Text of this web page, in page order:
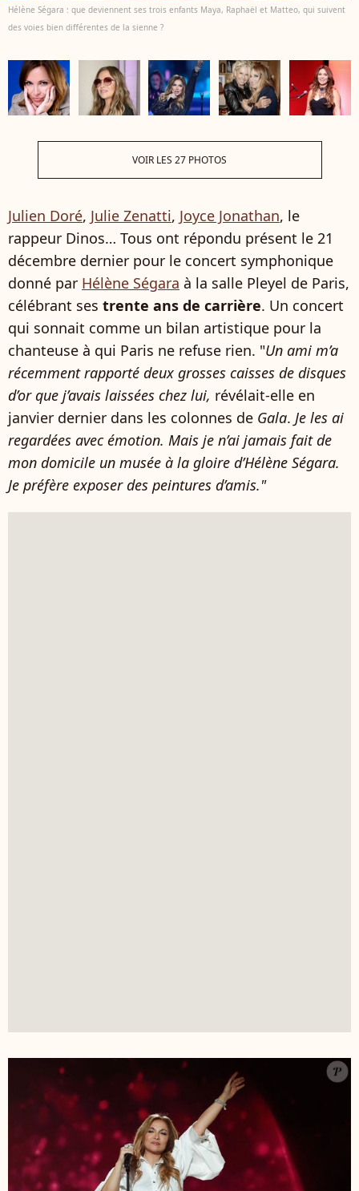
Hélène Ségara : que deviennent ses trois enfants Maya, Raphaël et Matteo, qui suivent
des voies bien différentes de la sienne ?
VOIR LES 27 PHOTOS
Julien Doré, Julie Zenatti, Joyce Jonathan, le
rappeur Dinos… Tous ont répondu présent le 21
décembre dernier pour le concert symphonique
donné par Hélène Ségara à la salle Pleyel de Paris,
célébrant ses trente ans de carrière. Un concert
qui sonnait comme un bilan artistique pour la
chanteuse à qui Paris ne refuse rien. "Un ami m’a
récemment rapporté deux grosses caisses de disques
d’or que j’avais laissées chez lui, révélait-elle en
janvier dernier dans les colonnes de Gala. Je les ai
regardées avec émotion. Mais je n’ai jamais fait de
mon domicile un musée à la gloire d’Hélène Ségara.
Je préfère exposer des peintures d’amis."